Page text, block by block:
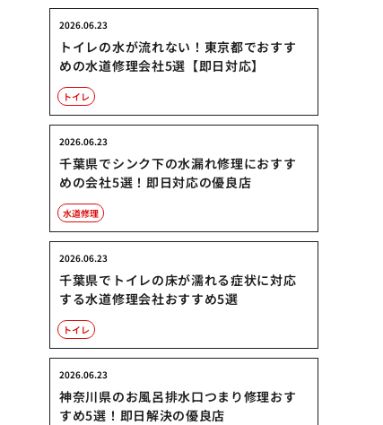
トイレの水が流れない！東京都でおすす
めの水道修理会社5選【即日対応】
2026.06.23
トイレ
千葉県でシンク下の水漏れ修理におすす
めの会社5選！即日対応の優良店
2026.06.23
水道修理
千葉県でトイレの床が濡れる症状に対応
する水道修理会社おすすめ5選
2026.06.23
トイレ
神奈川県のお風呂排水口つまり修理おす
すめ5選！即日解決の優良店
2026.06.23